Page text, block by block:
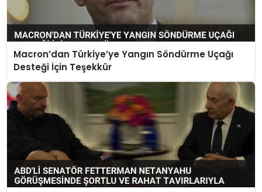
Macron’dan Türkiye’ye Yangın Söndürme Uçağı
Desteği İçin Teşekkür